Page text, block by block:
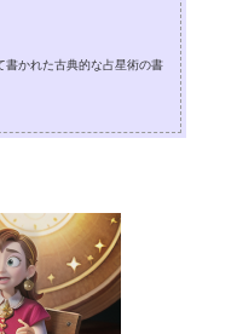
書かれた古典的な占星術の書